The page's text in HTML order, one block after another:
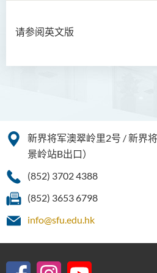
请参阅英文版
职能
联络我们
新界将军澳翠岭里2号 / 新界
景岭站B出口）
(852) 3702 4388
(852) 3653 6798
info@sfu.edu.hk